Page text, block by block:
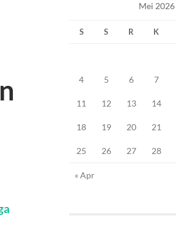
Mei 2026
S S R K
4 5 6 7
11 12 13 14
18 19 20 21
25 26 27 28
« Apr